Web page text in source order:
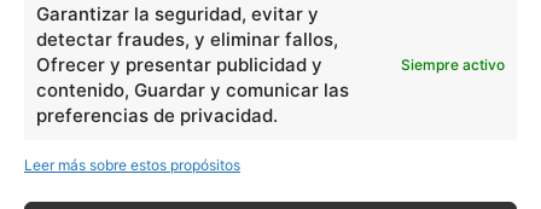
Garantizar la seguridad, evitar y
detectar fraudes, y eliminar fallos,
Ofrecer y presentar publicidad y
contenido, Guardar y comunicar las
preferencias de privacidad.
Siempre activo
Leer más sobre estos propósitos